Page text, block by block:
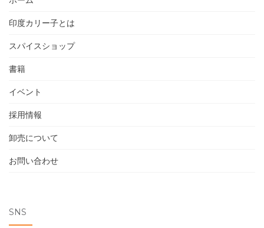
印度カリー子とは
スパイスショップ
書籍
イベント
採用情報
卸売について
お問い合わせ
SNS